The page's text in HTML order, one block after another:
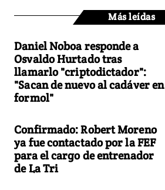
Más leídas
Daniel Noboa responde a
Osvaldo Hurtado tras
llamarlo "criptodictador":
"Sacan de nuevo al cadáver en
formol"
Confirmado: Robert Moreno
ya fue contactado por la FEF
para el cargo de entrenador
de La Tri